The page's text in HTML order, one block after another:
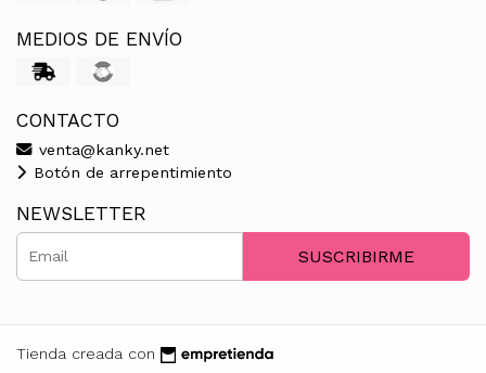
MEDIOS DE ENVÍO
CONTACTO
venta@kanky.net
Botón de arrepentimiento
NEWSLETTER
SUSCRIBIRME
Tienda creada con